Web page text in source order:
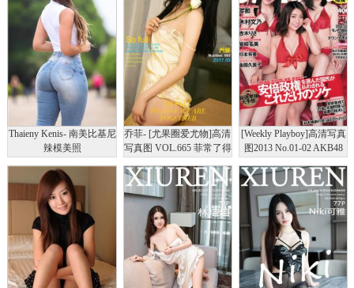
Thaieny Kenis- 南美比基尼
辣模美照
乔菲- [尤果圈爱尤物]高清
写真图 VOL.665 菲常了得
[Weekly Playboy]高清写真
图2013 No.01-02 AKB48
杉本有美 坛密 金田久美
子 穂川果音